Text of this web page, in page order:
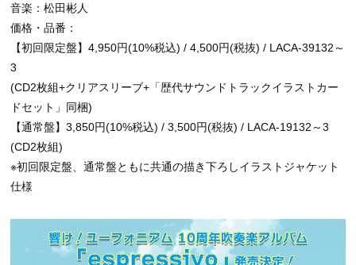
音楽：松田彬人
価格・品番：
【初回限定盤】4,950円(10%税込) / 4,500円(税抜) / LACA-39132～
3
(CD2枚組+クリアスリーブ+「歴代サウンドトラックイラストカー
ドセット」同梱)
【通常盤】3,850円(10%税込) / 3,500円(税抜) / LACA-19132～3
(CD2枚組)
※初回限定盤、通常盤ともに共通の描き下ろしイラストジャケット
仕様